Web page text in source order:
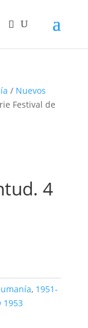
/ Nuevos
Festival de
4
, 1951-
1953